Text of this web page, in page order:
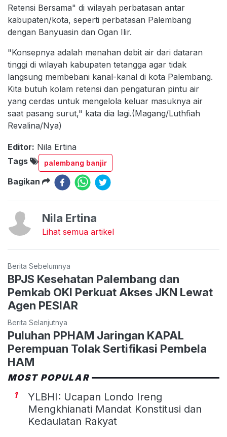
Retensi Bersama" di wilayah perbatasan antar
kabupaten/kota, seperti perbatasan Palembang
dengan Banyuasin dan Ogan Ilir.
"Konsepnya adalah menahan debit air dari dataran
tinggi di wilayah kabupaten tetangga agar tidak
langsung membebani kanal-kanal di kota Palembang.
Kita butuh kolam retensi dan pengaturan pintu air
yang cerdas untuk mengelola keluar masuknya air
saat pasang surut," kata dia lagi.(Magang/Luthfiah
Revalina/Nya)
Editor: Nila Ertina
Tags
palembang banjir
Bagikan
Nila Ertina
Lihat semua artikel
Berita Sebelumnya
BPJS Kesehatan Palembang dan
Pemkab OKI Perkuat Akses JKN Lewat
Agen PESIAR
Berita Selanjutnya
Puluhan PPHAM Jaringan KAPAL
Perempuan Tolak Sertifikasi Pembela
HAM
MOST POPULAR
1
YLBHI: Ucapan Londo Ireng
Mengkhianati Mandat Konstitusi dan
Kedaulatan Rakyat